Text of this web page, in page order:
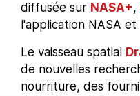
diffusée sur NASA+,
l'application NASA
Le vaisseau spatial
de nouvelles
nourriture, des